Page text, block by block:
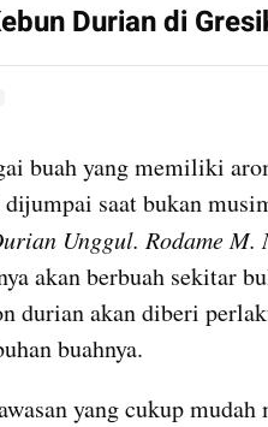
Durian di
buah yang memiliki
saat bukan
akan berbuah sekitar
durian akan diberi
buahnya.
yang cukup